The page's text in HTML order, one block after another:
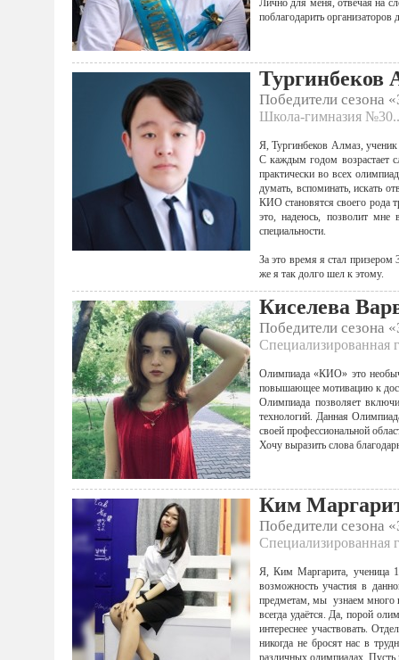
Лично для меня, отвечая на
поблагодарить
Тургинбеков
Победители сезона
Школа-гимназия
Я, Тургинбеков Алмаз,
С каждым годом возрастает
практически во всех
думать, вспоминать, искать
КИО становятся своего рода
это, надеюсь, позволит мне
специальности.
За это время я стал призером
же я так долго шел к этому.
Киселева
Победители сезона
Специализированная
Олимпиада «КИО» это
повышающее мотивацию к
Олимпиада позволяет
технологий. Данная
своей профессиональной
Хочу выразить слова
Ким
Победители сезона
Специализированная
Я, Ким Маргарита, ученица
возможность участия в
предметам, мы узнаем много
всегда удаётся. Да, порой
интереснее участвовать.
никогда не бросят нас в
различных олимпиадах. Пусть